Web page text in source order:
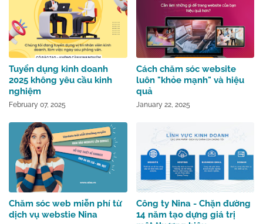
Tuyển dụng kinh doanh
2025 không yêu cầu kinh
nghiệm
February 07, 2025
Cách chăm sóc website
luôn "khỏe mạnh" và hiệu
quả
January 22, 2025
Chăm sóc web miễn phí từ
dịch vụ webstie Nina
Công ty Nina - Chặn đường
14 năm tạo dựng giá trị